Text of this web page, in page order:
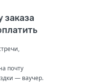
заказа
почту
— ваучер.